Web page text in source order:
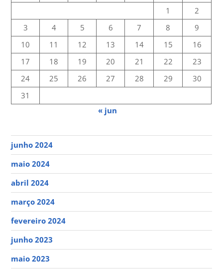
1
2
3
4 5 6 7 8
9
10
11 12 13 14 15
16
17
18 19 20 21 22
23
24
25 26 27 28 29
30
31
« jun
junho 2024
maio 2024
abril 2024
março 2024
fevereiro 2024
junho 2023
maio 2023